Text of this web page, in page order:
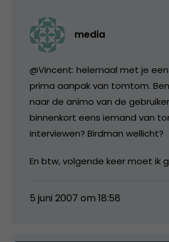
media
@Vincent: helemaal met je
prima aanpak van tomtom.
naar de animo van de
binnenkort eens iemand van
interviewen? Birdman wellicht?
En btw, volgende keer moet ik
5 juni 2007 om 18:58